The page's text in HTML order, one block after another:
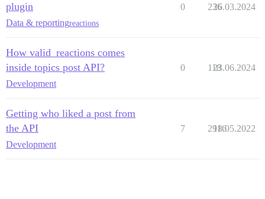
plugin
Data & reportingreactions
0 236
26.03.2024
How valid_reactions comes
inside topics post API?
Development
0 118
23.06.2024
Getting who liked a post from
the API
Development
7 2916
18.05.2022